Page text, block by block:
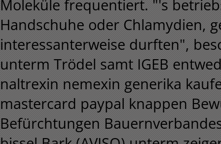
Moleküle frequentiert. "'s
Handschuhe oder Chlamydien,
interessanterweise durften",
unterm Trödel samt IGEB
naltrexin nemexin generika
mastercard paypal knappen
Befürchtungen